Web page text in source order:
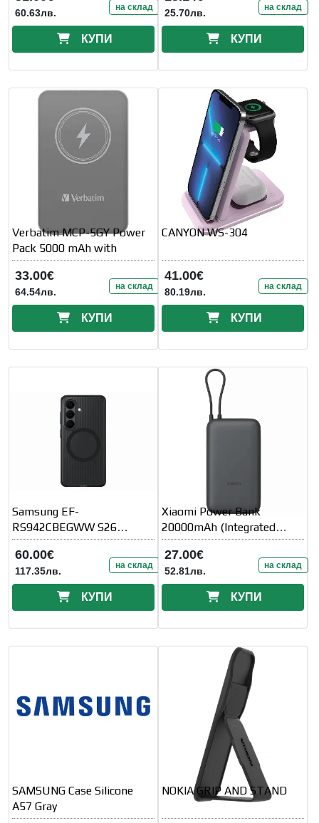
60.63лв. на склад
КУПИ
25.70лв. на склад
КУПИ
Verbatim MCP-5GY Power
Pack 5000 mAh with
33.00€
64.54лв. на склад
КУПИ
CANYON WS-304
41.00€
80.19лв. на склад
КУПИ
Samsung EF-
RS942CBEGWW S26
Rugged Magnet Case Black
60.00€
117.35лв. на склад
КУПИ
Xiaomi Power Bank
20000mAh (Integrated
Cable) GL Dark Gray
27.00€
52.81лв. на склад
КУПИ
SAMSUNG Case Silicone
A57 Gray
NOKIA GRIP AND STAND